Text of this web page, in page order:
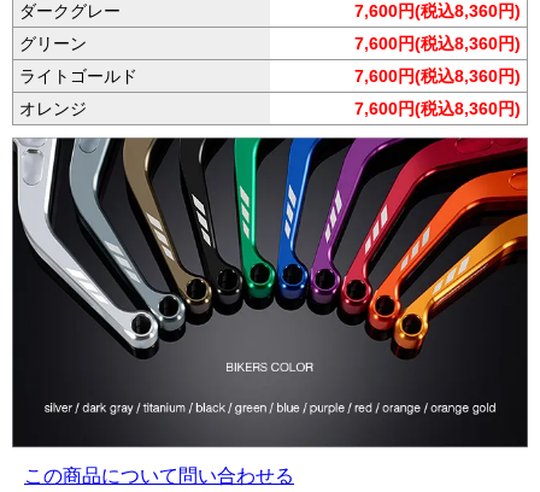
ダークグレー
7,600円(税込8,360円)
グリーン
7,600円(税込8,360円)
ライトゴールド
7,600円(税込8,360円)
オレンジ
7,600円(税込8,360円)
この商品について問い合わせる